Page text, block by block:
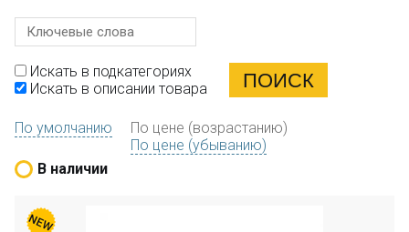
Искать в подкатегориях
Искать в описании товара
По умолчанию
По цене (возрастанию)
По цене (убыванию)
В наличии